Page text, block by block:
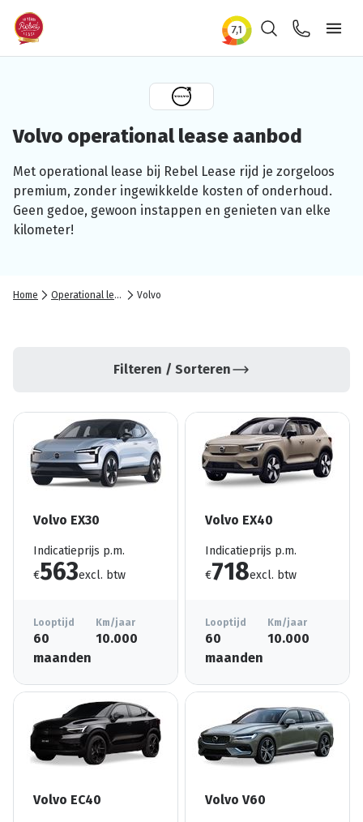
ZoekenContact
Volvo operationallease aanbod
Met operational lease bij Rebel Lease rijd je zorgeloos
premium, zonder ingewikkelde kosten of onderhoud.
Geen gedoe, gewoon instappen en genieten van elke
kilometer!
Home Operational lease Volvo
Filteren / Sorteren
Volvo EX30
Indicatieprijs p.m.
€563excl. btw
Looptijd
60
maanden
Km/jaar
10.000
Volvo EX40
Indicatieprijs p.m.
€718excl. btw
Looptijd
60
maanden
Km/jaar
10.000
Volvo EC40 Volvo V60